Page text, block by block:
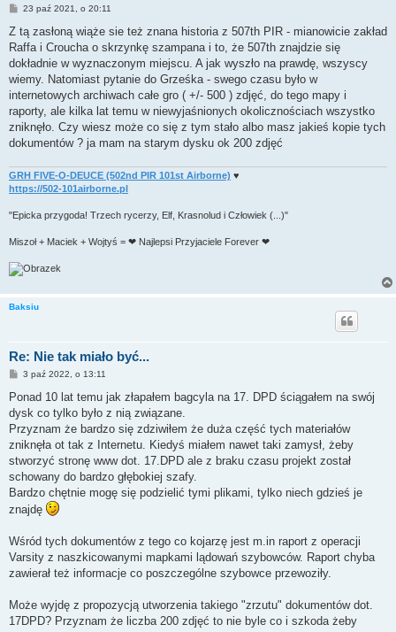
P
s
23 paź 2021, o 20:11
Z tą zasłoną wiąże sie też znana historia z 507th PIR - mianowicie zakład
Raffa i Croucha o skrzynkę szampana i to, że 507th znajdzie się
dokładnie w wyznaczonym miejscu. A jak wyszło na prawdę, wszyscy
wiemy. Natomiast pytanie do Grześka - swego czasu było w
internetowych archiwach całe gro ( +/- 500 ) zdjęć, do tego mapy i
raporty, ale kilka lat temu w niewyjaśnionych okolicznościach wszystko
zniknęło. Czy wiesz może co się z tym stało albo masz jakieś kopie tych
dokumentów ? ja mam na starym dysku ok 200 zdjęć
GRH FIVE-O-DEUCE (502nd PIR 101st Airborne) ♥
https://502-101airborne.pl
"Epicka przygoda! Trzech rycerzy, Elf, Krasnolud i Człowiek (...)"
Miszoł + Maciek + Wojtyś = ❤ Najlepsi Przyjaciele Forever ❤
Baksiu
Re: Nie tak miało być...
P
s
3 paź 2022, o 13:11
Ponad 10 lat temu jak złapałem bagcyla na 17. DPD ściągałem na swój
dysk co tylko było z nią związane.
Przyznam że bardzo się zdziwiłem że duża część tych materiałów
zniknęła ot tak z Internetu. Kiedyś miałem nawet taki zamysł, żeby
stworzyć stronę www dot. 17.DPD ale z braku czasu projekt został
schowany do bardzo głębokiej szafy.
Bardzo chętnie mogę się podzielić tymi plikami, tylko niech gdzieś je
znajdę
Wśród tych dokumentów z tego co kojarzę jest m.in raport z operacji
Varsity z naszkicowanymi mapkami lądowań szybowców. Raport chyba
zawierał też informacje co poszczególne szybowce przewoziły.
Może wyjdę z propozycją utworzenia takiego "zrzutu" dokumentów dot.
17DPD? Przyznam że liczba 200 zdjęć to nie byle co i szkoda żeby